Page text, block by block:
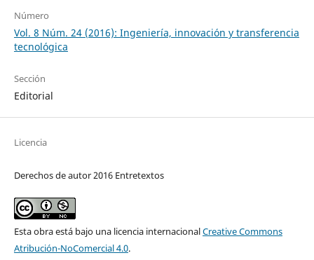
Número
Vol. 8 Núm. 24 (2016): Ingeniería, innovación y transferencia
tecnológica
Sección
Editorial
Licencia
Derechos de autor 2016 Entretextos
Esta obra está bajo una licencia internacionalCreative Commons
Atribución-NoComercial 4.0.